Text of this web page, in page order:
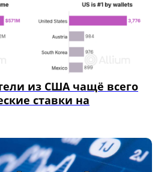
из США чащё всего
ставки на